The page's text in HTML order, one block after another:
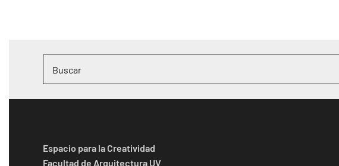
Espacio para la Creatividad
Facultad de Arquitectura UV